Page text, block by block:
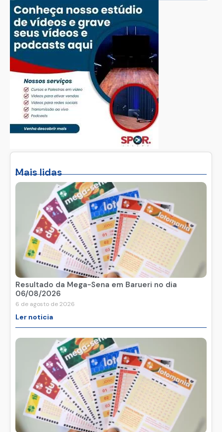
Mais lidas
Resultado da Mega-Sena em Barueri no dia
06/08/2026
6 de agosto de 2026
Ler noticia